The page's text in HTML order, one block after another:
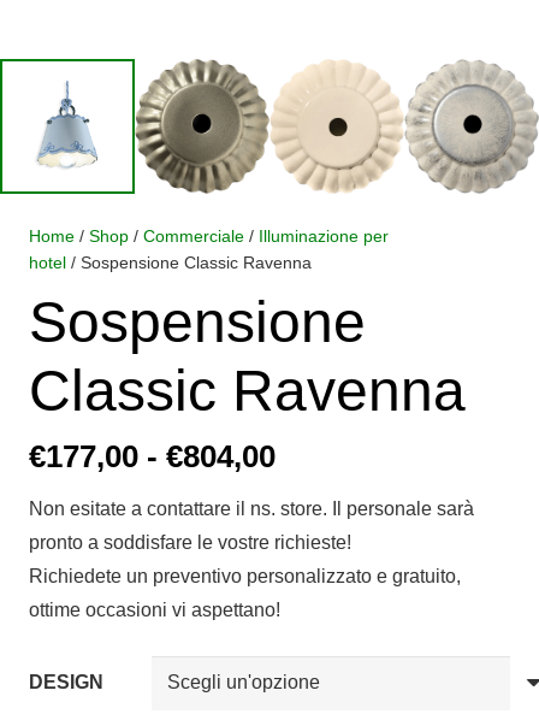
Home / Shop / Commerciale / Illuminazione per
hotel / Sospensione Classic Ravenna
Sospensione
Classic Ravenna
€177,00 - €804,00Fascia
prezzo:
da
€177,00
a
€804,00
Non esitate a contattare il ns. store. Il personale sarà
pronto a soddisfare le vostre richieste!
Richiedete un preventivo personalizzato e gratuito,
ottime occasioni vi aspettano!
DESIGN